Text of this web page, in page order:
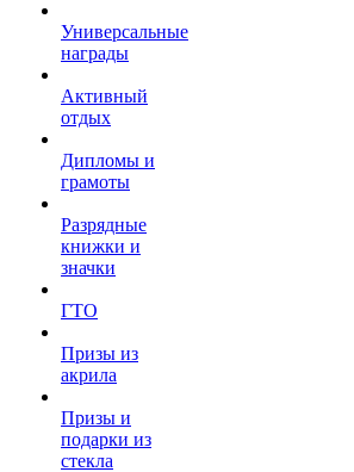
Универсальные
награды
Активный
отдых
Дипломы и
грамоты
Разрядные
книжки и
значки
ГТО
Призы из
акрила
Призы и
подарки из
стекла